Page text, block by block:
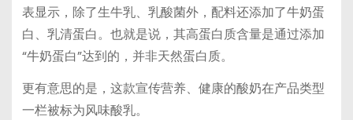
表显示，除了生牛乳、乳酸菌外，配料还添加了牛奶蛋
白、乳清蛋白。也就是说，其高蛋白质含量是通过添加
“牛奶蛋白”达到的，并非天然蛋白质。
更有意思的是，这款宣传营养、健康的酸奶在产品类型
一栏被标为风味酸乳。